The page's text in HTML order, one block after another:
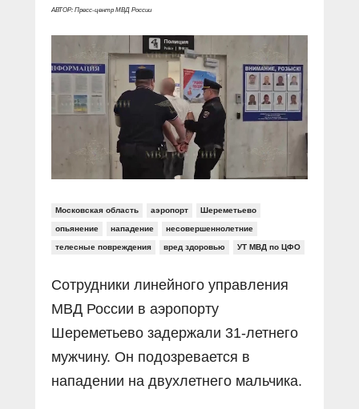
Социальные ролики
Специальный репортаж
КиберПОСТОВОЙ
Журнал «Полиция России»
Контакты
Вакансии
АВТОР: Пресс-центр МВД России
Московская область аэропорт Шереметьево
опьянение нападение несовершеннолетние
телесные повреждения вред здоровью УТ МВД по ЦФО
Сотрудники линейного управления
МВД России в аэропорту
Шереметьево задержали 31-летнего
мужчину. Он подозревается в
нападении на двухлетнего мальчика.